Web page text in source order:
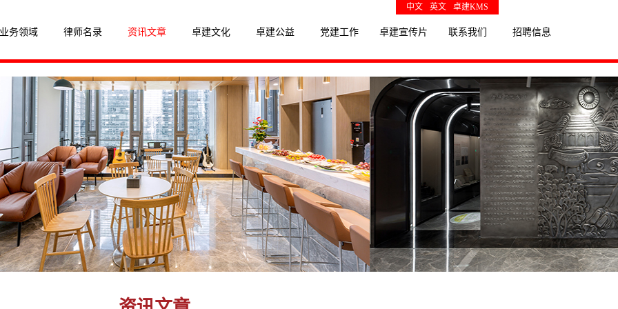
中文 英文 卓建KMS
务领域 律师名录 资讯文章 卓建文化 卓建公益 党建工作 卓建宣传片 联系我们 招聘信息